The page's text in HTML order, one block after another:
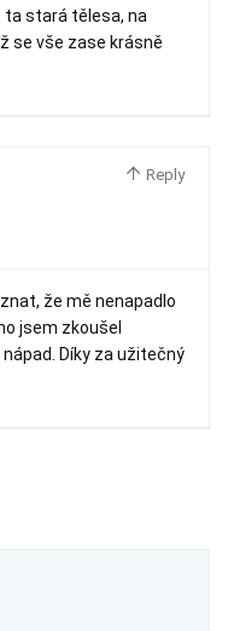
ta stará tělesa, na
se vše zase krásně
Reply
že mě nenapadlo
jsem zkoušel
Díky za užitečný